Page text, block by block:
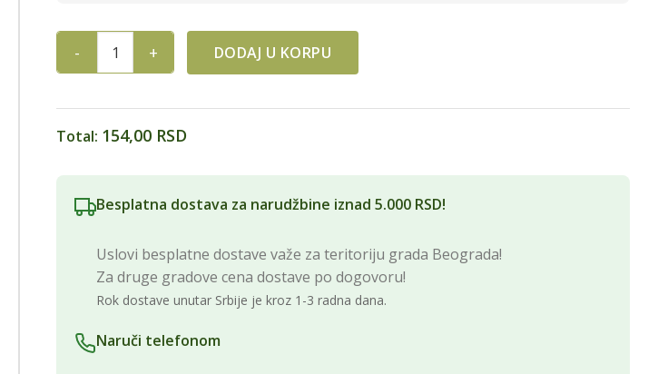
HELJDA REZANAC 200g ZLATIBORSKI quantity
DODAJ U KORPU
Total: 154,00 RSD
Besplatna dostava za narudžbine iznad 5.000 RSD!
Uslovi besplatne dostave važe za teritoriju grada Beograda!
Za druge gradove cena dostave po dogovoru!
Rok dostave unutar Srbije je kroz 1-3 radna dana.
Naruči telefonom